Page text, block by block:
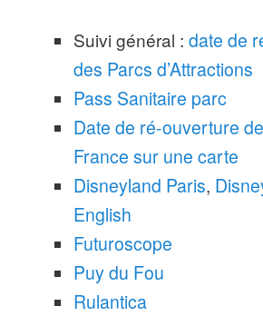
Suivi général : date de
des Parcs d’Attractions
Pass Sanitaire parc
Date de ré-ouverture
France sur une carte
Disneyland Paris,
English
Futuroscope
Puy du Fou
Rulantica